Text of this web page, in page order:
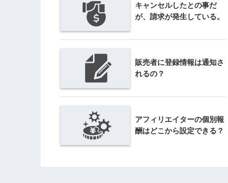
キャンセルしたとの事だ
が、請求が発生している。
販売者に登録情報は通知さ
れるの？
アフィリエイターの個別報
酬はどこから設定できる？